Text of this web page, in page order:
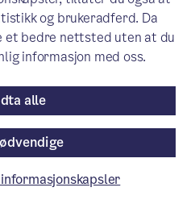
100
og at du kan
fra kilden? Dette
små og store tiltak
klima, miljø og
og jeg bidra
i hverdagen. Ta
og brukeradferd. Da
et bedre nettsted uten at du
informasjon med oss.
alle